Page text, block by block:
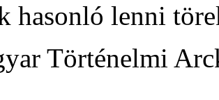
hasonló lenni
Történelmi